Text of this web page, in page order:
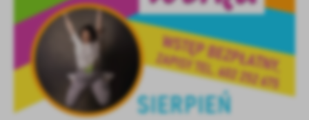
treści w postaci wiadomości, ofert, komunikatów mediów
społecznościowych.